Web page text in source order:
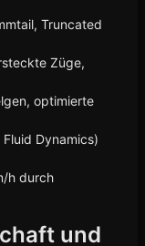
Truncated
Züge,
optimierte
Dynamics)
h durch
und